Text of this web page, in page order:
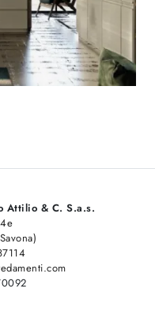
Attilio & C. S.a.s.